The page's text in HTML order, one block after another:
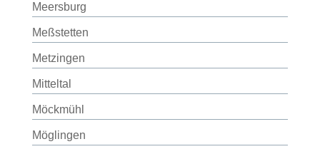
Meersburg
Meßstetten
Metzingen
Mitteltal
Möckmühl
Möglingen